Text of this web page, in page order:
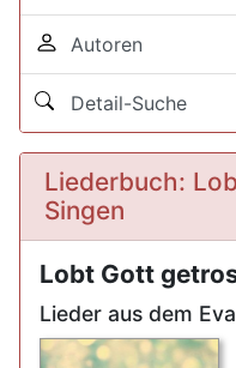
Autoren
Detail-Suche
Liederbuch:
Singen
Lobt Gott
Lieder aus dem